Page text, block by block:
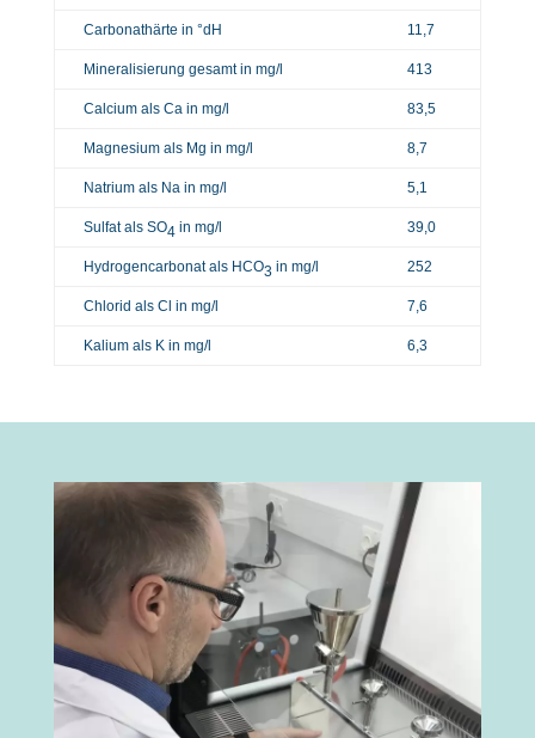
Carbonathärte in °dH 11,7
Mineralisierung gesamt in mg/l 413
Calcium als Ca in mg/l 83,5
Magnesium als Mg in mg/l 8,7
Natrium als Na in mg/l 5,1
Sulfat als SO4 in mg/l 39,0
Hydrogencarbonat als HCO3 in mg/l 252
Chlorid als Cl in mg/l 7,6
Kalium als K in mg/l 6,3